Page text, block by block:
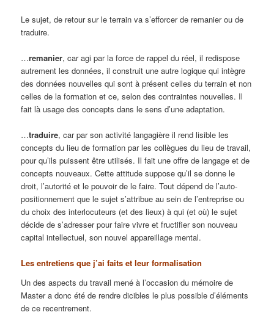
Le sujet, de retour sur le terrain va s’efforcer de remanier ou de
traduire.
…remanier, car agi par la force de rappel du réel, il redispose
autrement les données, il construit une autre logique qui intègre
des données nouvelles qui sont à présent celles du terrain et non
celles de la formation et ce, selon des contraintes nouvelles. Il
fait là usage des concepts dans le sens d’une adaptation.
…traduire, car par son activité langagière il rend lisible les
concepts du lieu de formation par les collègues du lieu de travail,
pour qu’ils puissent être utilisés. Il fait une offre de langage et de
concepts nouveaux. Cette attitude suppose qu’il se donne le
droit, l’autorité et le pouvoir de le faire. Tout dépend de l’auto-
positionnement que le sujet s’attribue au sein de l’entreprise ou
du choix des interlocuteurs (et des lieux) à qui (et où) le sujet
décide de s’adresser pour faire vivre et fructifier son nouveau
capital intellectuel, son nouvel appareillage mental.
Les entretiens que j’ai faits et leur formalisation
Un des aspects du travail mené à l’occasion du mémoire de
Master a donc été de rendre dicibles le plus possible d’éléments
de ce recentrement.